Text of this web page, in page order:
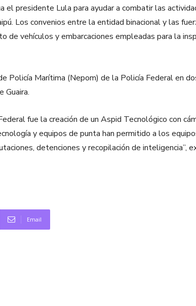
presidente Lula para ayudar a combatir las
Los convenios entre la entidad binacional y las
vehículos y embarcaciones empleadas para la
Policía Marítima (Nepom) de la Policía Federal en
Guaira.
fue la creación de un Aspid Tecnológico con
y equipos de punta han permitido a los
detenciones y recopilación de inteligencia”,
Email